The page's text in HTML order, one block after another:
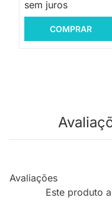
sem juros
COMPRAR
Avaliações
Este produto